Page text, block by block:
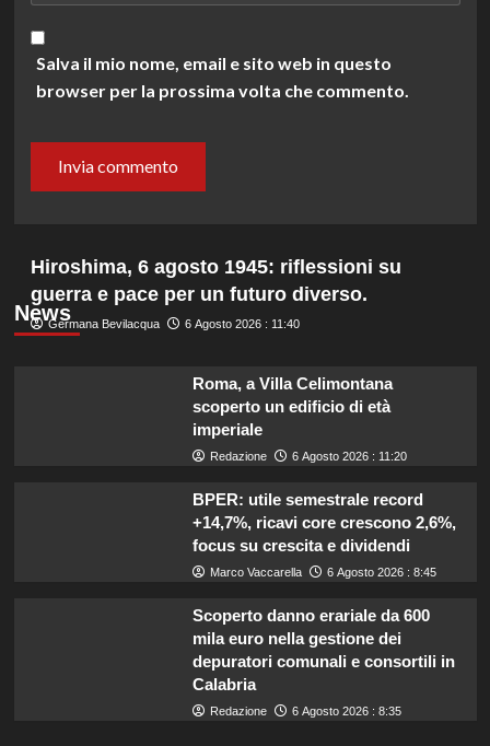
Salva il mio nome, email e sito web in questo
browser per la prossima volta che commento.
News
Hiroshima, 6 agosto 1945: riflessioni su
guerra e pace per un futuro diverso.
Germana Bevilacqua 6 Agosto 2026 : 11:40
Roma, a Villa Celimontana
scoperto un edificio di età
imperiale
Redazione 6 Agosto 2026 : 11:20
BPER: utile semestrale record
+14,7%, ricavi core crescono 2,6%,
focus su crescita e dividendi
Marco Vaccarella 6 Agosto 2026 : 8:45
Scoperto danno erariale da 600
mila euro nella gestione dei
depuratori comunali e consortili in
Calabria
Redazione 6 Agosto 2026 : 8:35